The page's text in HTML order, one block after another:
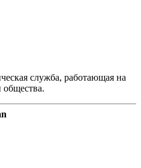
служба, работающая на